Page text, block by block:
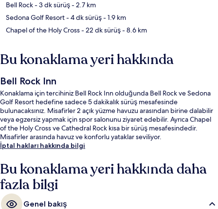
Bell Rock- 3 dk sürüş- 2.7 km
Sedona Golf Resort- 4 dk sürüş- 1.9 km
Chapel of the Holy Cross- 22 dk sürüş- 8.6 km
Bu konaklama yeri hakkında
Bell Rock Inn
Konaklama için tercihiniz Bell Rock Inn olduğunda Bell Rock ve Sedona
Golf Resort hedefine sadece 5 dakikalık sürüş mesafesinde
bulunacaksınız. Misafirler 2 açık yüzme havuzu arasından birine dalabilir
veya egzersiz yapmak için spor salonunu ziyaret edebilir. Ayrıca Chapel
of the Holy Cross ve Cathedral Rock kısa bir sürüş mesafesindedir.
Misafirler arasında havuz ve konforlu yataklar seviliyor.
İptal hakları hakkında bilgi
Bu konaklama yeri hakkında daha
fazla bilgi
Genel bakış